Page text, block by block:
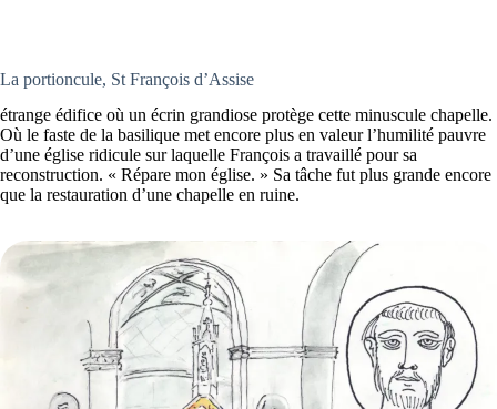
La portioncule, St François d’Assise
étrange édifice où un écrin grandiose protège cette minuscule chapelle.
Où le faste de la basilique met encore plus en valeur l’humilité pauvre
d’une église ridicule sur laquelle François a travaillé pour sa
reconstruction. « Répare mon église. » Sa tâche fut plus grande encore
que la restauration d’une chapelle en ruine.